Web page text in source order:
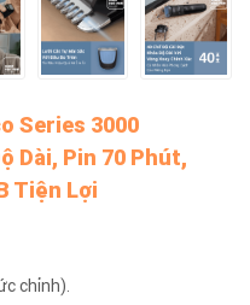
Series 3000
Dài, Pin 70 Phút,
Tiện Lợi
chỉnh).